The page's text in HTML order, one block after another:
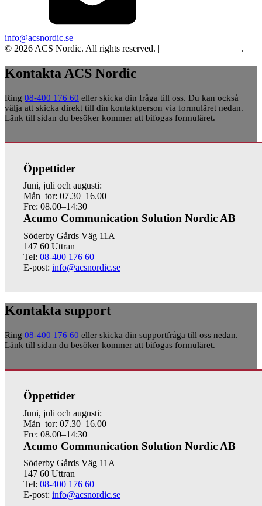
info@acsnordic.se
© 2026 ACS Nordic. All rights reserved. |
.
Kontakta ACS Nordic
Ring 08-400 176 60 eller skicka din fråga till oss. Du kan också
välja att skicka direkt till din kontaktperson via formuläret nedan.
Länk till sidan du besöker kommer att bifogas formuläret.
Öppettider
Juni, juli och augusti:
Mån–tor: 07.30–16.00
Fre: 08.00–14:30
Acumo Communication Solution Nordic AB
Söderby Gårds Väg 11A
147 60 Uttran
Tel: 08-400 176 60
E-post: info@acsnordic.se
Kontakta support
Ring 08-400 176 60 eller skicka din supportfråga till oss nedan.
Länk till sidan du besöker kommer att bifogas formuläret.
Öppettider
Juni, juli och augusti:
Mån–tor: 07.30–16.00
Fre: 08.00–14:30
Acumo Communication Solution Nordic AB
Söderby Gårds Väg 11A
147 60 Uttran
Tel: 08-400 176 60
E-post: info@acsnordic.se